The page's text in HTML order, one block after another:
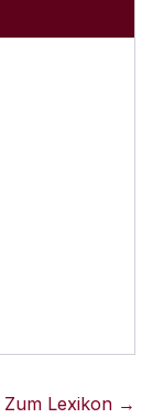
Zum Lexikon →